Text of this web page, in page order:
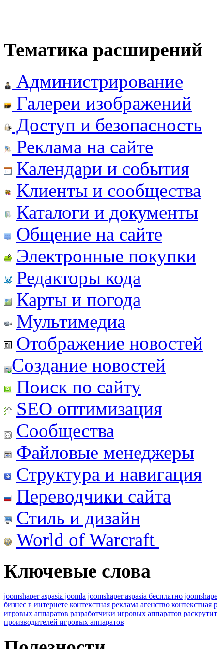
Тематика расширений
Администрирование
Галереи изображений
Доступ и безопасность
Реклама на сайте
Календари и события
Клиенты и сообщества
Каталоги и документы
Общение на сайте
Электронные покупки
Редакторы кода
Карты и погода
Мультимедиа
Отображение новостей
Создание новостей
Поиск по сайту
SEO оптимизация
Сообщества
Файловые менеджеры
Структура и навигация
Переводчики сайта
Стиль и дизайн
World of Warcraft
Ключевые слова
joomshaper aspasia joomla joomshaper aspasia бесплатно
бизнес в интернете контекстная реклама агенство контекстная
игровых аппаратов разработчики игровых аппаратов
производителей игровых аппаратов